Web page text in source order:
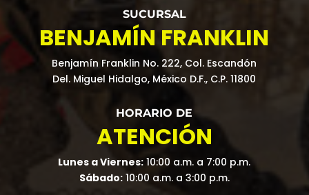
SUCURSAL
BENJAMÍN FRANKLIN
Benjamín Franklin No. 222, Col. Escandón
Del. Miguel Hidalgo, México D.F., C.P. 11800
HORARIO DE
ATENCIÓN
Lunes a Viernes: 10:00 a.m. a 7:00 p.m.
Sábado:10:00 a.m. a 3:00 p.m.